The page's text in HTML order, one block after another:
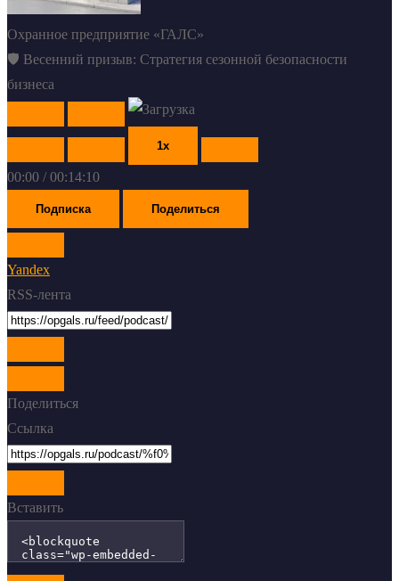
Охранное предприятие «ГАЛС»
🛡️ Весенний призыв: Стратегия сезонной безопасности
бизнеса
1x
00:00 / 00:14:10
Подписка Поделиться
Yandex
RSS-лента
Поделиться
Ссылка
Вставить